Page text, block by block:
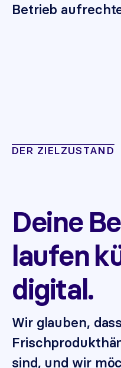
Betrieb
DER ZIELZUSTAND
Deine
laufen
digital.
Wir glauben, dass
sind, und wir